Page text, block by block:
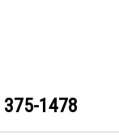
375-1478